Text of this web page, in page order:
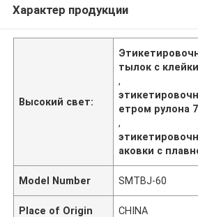
Характер продукции
Высокий свет:
тылок с
,
етром рулона
,
аковки с
Model Number SMTBJ-60
Place of Origin CHINA